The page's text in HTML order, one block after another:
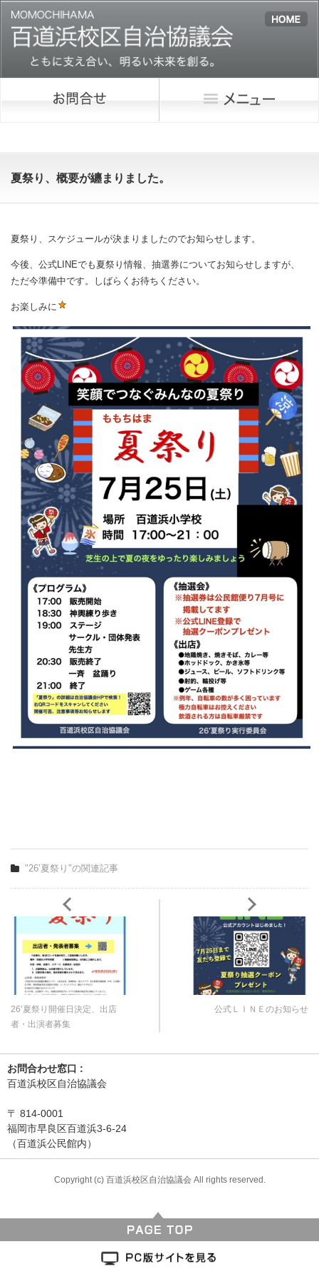
夏祭り、概要が纏まりました。
夏祭り、スケジュールが決まりましたのでお知らせします。
今後、公式LINEでも夏祭り情報、抽選券についてお知らせしますが、
ただ今準備中です。しばらくお待ちください。
お楽しみに
"26’夏祭り"の関連記事
26’夏祭り開催日決定、出店
者・出演者募集
公式ＬＩＮＥのお知らせ
お問合わせ窓口 :
百道浜校区自治協議会
〒 814-0001
福岡市早良区百道浜3-6-24
（百道浜公民館内）
Copyright (c) 百道浜校区自治協議会 All rights reserved.